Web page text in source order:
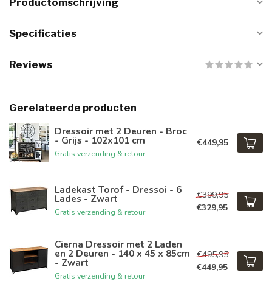
Productomschrijving
Specificaties
Reviews
Gerelateerde producten
Dressoir met 2 Deuren - Broc
- Grijs - 102x101 cm
Gratis verzending & retour
€449,95
Ladekast Torof - Dressoi - 6
Lades - Zwart
Gratis verzending & retour
€399,95
€329,95
Cierna Dressoir met 2 Laden
en 2 Deuren - 140 x 45 x 85cm
- Zwart
Gratis verzending & retour
€495,95
€449,95